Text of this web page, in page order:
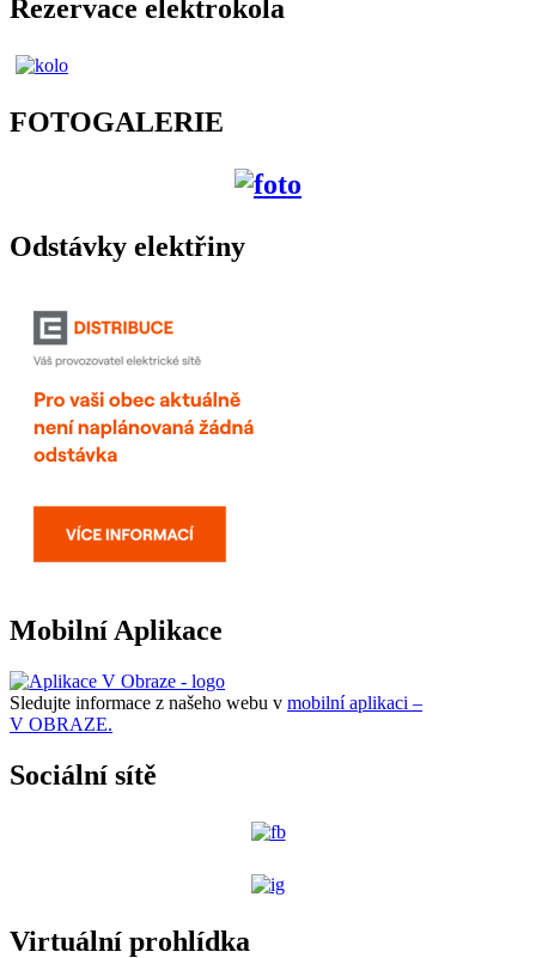
Rezervace elektrokola
FOTOGALERIE
Odstávky elektřiny
Mobilní Aplikace
Sledujte informace z našeho webu v mobilní aplikaci –
V OBRAZE.
Sociální sítě
Virtuální prohlídka